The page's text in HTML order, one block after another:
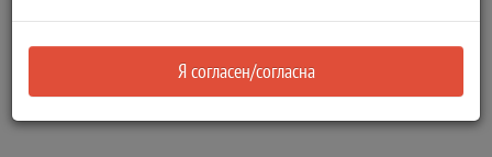
Я согласен/согласна